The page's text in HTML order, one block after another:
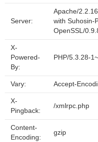
Server:
Apache/
with Suhosin-
OpenSSL/
X-
Powered-
By:
PHP/5.3.28-
Vary: Accept-
X-
Pingback:
/xmlrpc.php
Content-
Encoding:
gzip